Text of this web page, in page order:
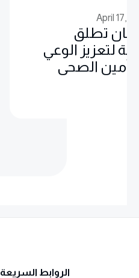
October 6,
أبطال
الروابط السريعة